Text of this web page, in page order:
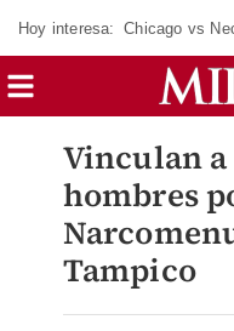
Hoy interesa: Chicago vs
Vinculan a
hombres
Tampico